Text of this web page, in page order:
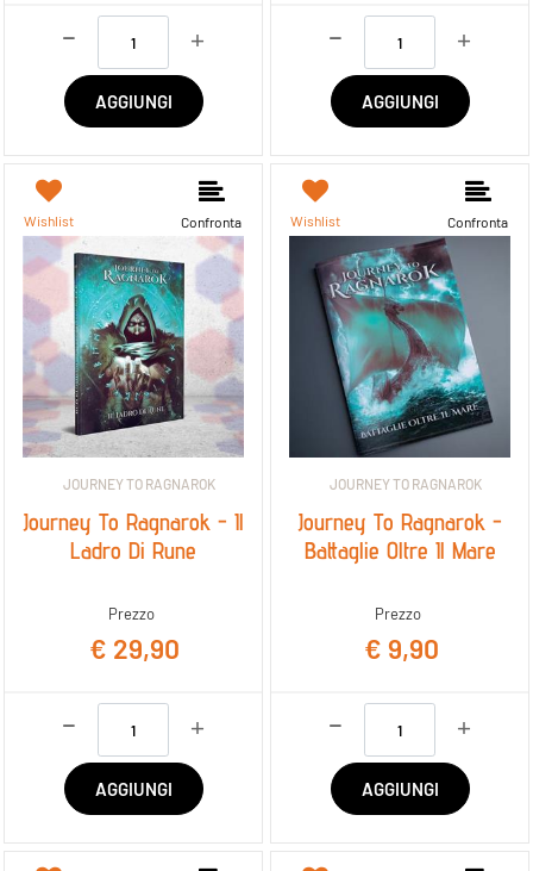
AGGIUNGI AGGIUNGI
Wishlist Confronta
JOURNEY TO RAGNAROK
Journey To Ragnarok - Il
Ladro Di Rune
Prezzo
€ 29,90
AGGIUNGI
Wishlist Confronta
JOURNEY TO RAGNAROK
Journey To Ragnarok -
Battaglie Oltre Il Mare
Prezzo
€ 9,90
AGGIUNGI